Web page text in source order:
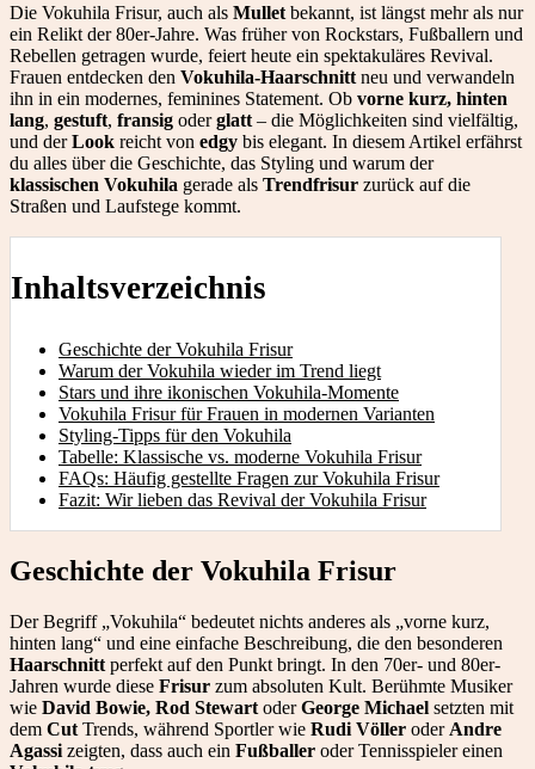
Die Vokuhila Frisur, auch als Mullet bekannt, ist längst mehr als nur
ein Relikt der 80er-Jahre. Was früher von Rockstars, Fußballern und
Rebellen getragen wurde, feiert heute ein spektakuläres Revival.
Frauen entdecken den Vokuhila-Haarschnitt neu und verwandeln
ihn in ein modernes, feminines Statement. Ob vorne kurz, hinten
lang, gestuft, fransig oderglatt – die Möglichkeiten sind vielfältig,
und derLook reicht von edgy bis elegant. In diesem Artikel erfährst
du alles über die Geschichte, das Styling und warum der
klassischen Vokuhila gerade als Trendfrisur zurück auf die
Straßen und Laufstege kommt.
Inhaltsverzeichnis
Geschichte der Vokuhila Frisur
Warum der Vokuhila wieder im Trend liegt
Stars und ihre ikonischen Vokuhila-Momente
Vokuhila Frisur für Frauen in modernen Varianten
Styling-Tipps für den Vokuhila
Tabelle: Klassische vs. moderne Vokuhila Frisur
FAQs: Häufig gestellte Fragen zur Vokuhila Frisur
Fazit: Wir lieben das Revival der Vokuhila Frisur
Geschichte der Vokuhila Frisur
Der Begriff „Vokuhila“ bedeutet nichts anderes als „vorne kurz,
hinten lang“ und eine einfache Beschreibung, die den besonderen
Haarschnitt perfekt auf den Punkt bringt. In den 70er- und 80er-
Jahren wurde diese Frisur zum absoluten Kult. Berühmte Musiker
wie David Bowie, Rod Stewart oderGeorge Michael setzten mit
dem Cut Trends, während Sportler wie Rudi Völler oder Andre
Agassi zeigten, dass auch ein Fußballer oder Tennisspieler einen